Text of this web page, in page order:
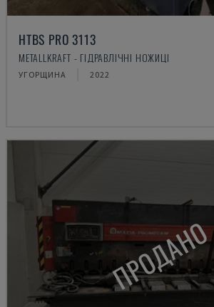
HTBS PRO 3113
METALLKRAFT - ГІДРАВЛІЧНІ НОЖИЦІ
УГОРЩИНА 2022
ПРОДАНО